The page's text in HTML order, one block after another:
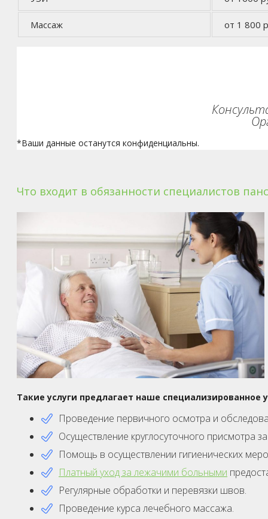
Массаж от 1 800
*Ваши данные останутся конфиденциальны.
Что входит в обязанности специалистов
Такие услуги предлагает наше
Проведение первичного осмотра и
Осуществление круглосуточного присмотра
Помощь в осуществлении гигиенических
Платный уход за лежачими больными
Регулярные обработки и перевязки швов.
Проведение курса лечебного массажа.